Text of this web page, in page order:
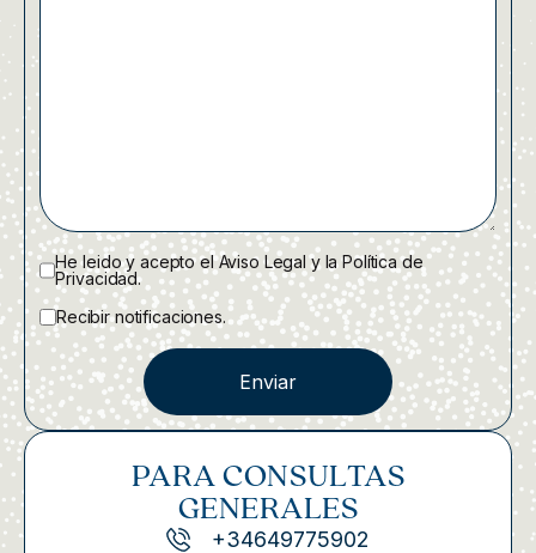
He leido y acepto el Aviso Legal y la Política de
Privacidad.
Recibir notificaciones.
Enviar
PARA CONSULTAS
GENERALES
+34649775902